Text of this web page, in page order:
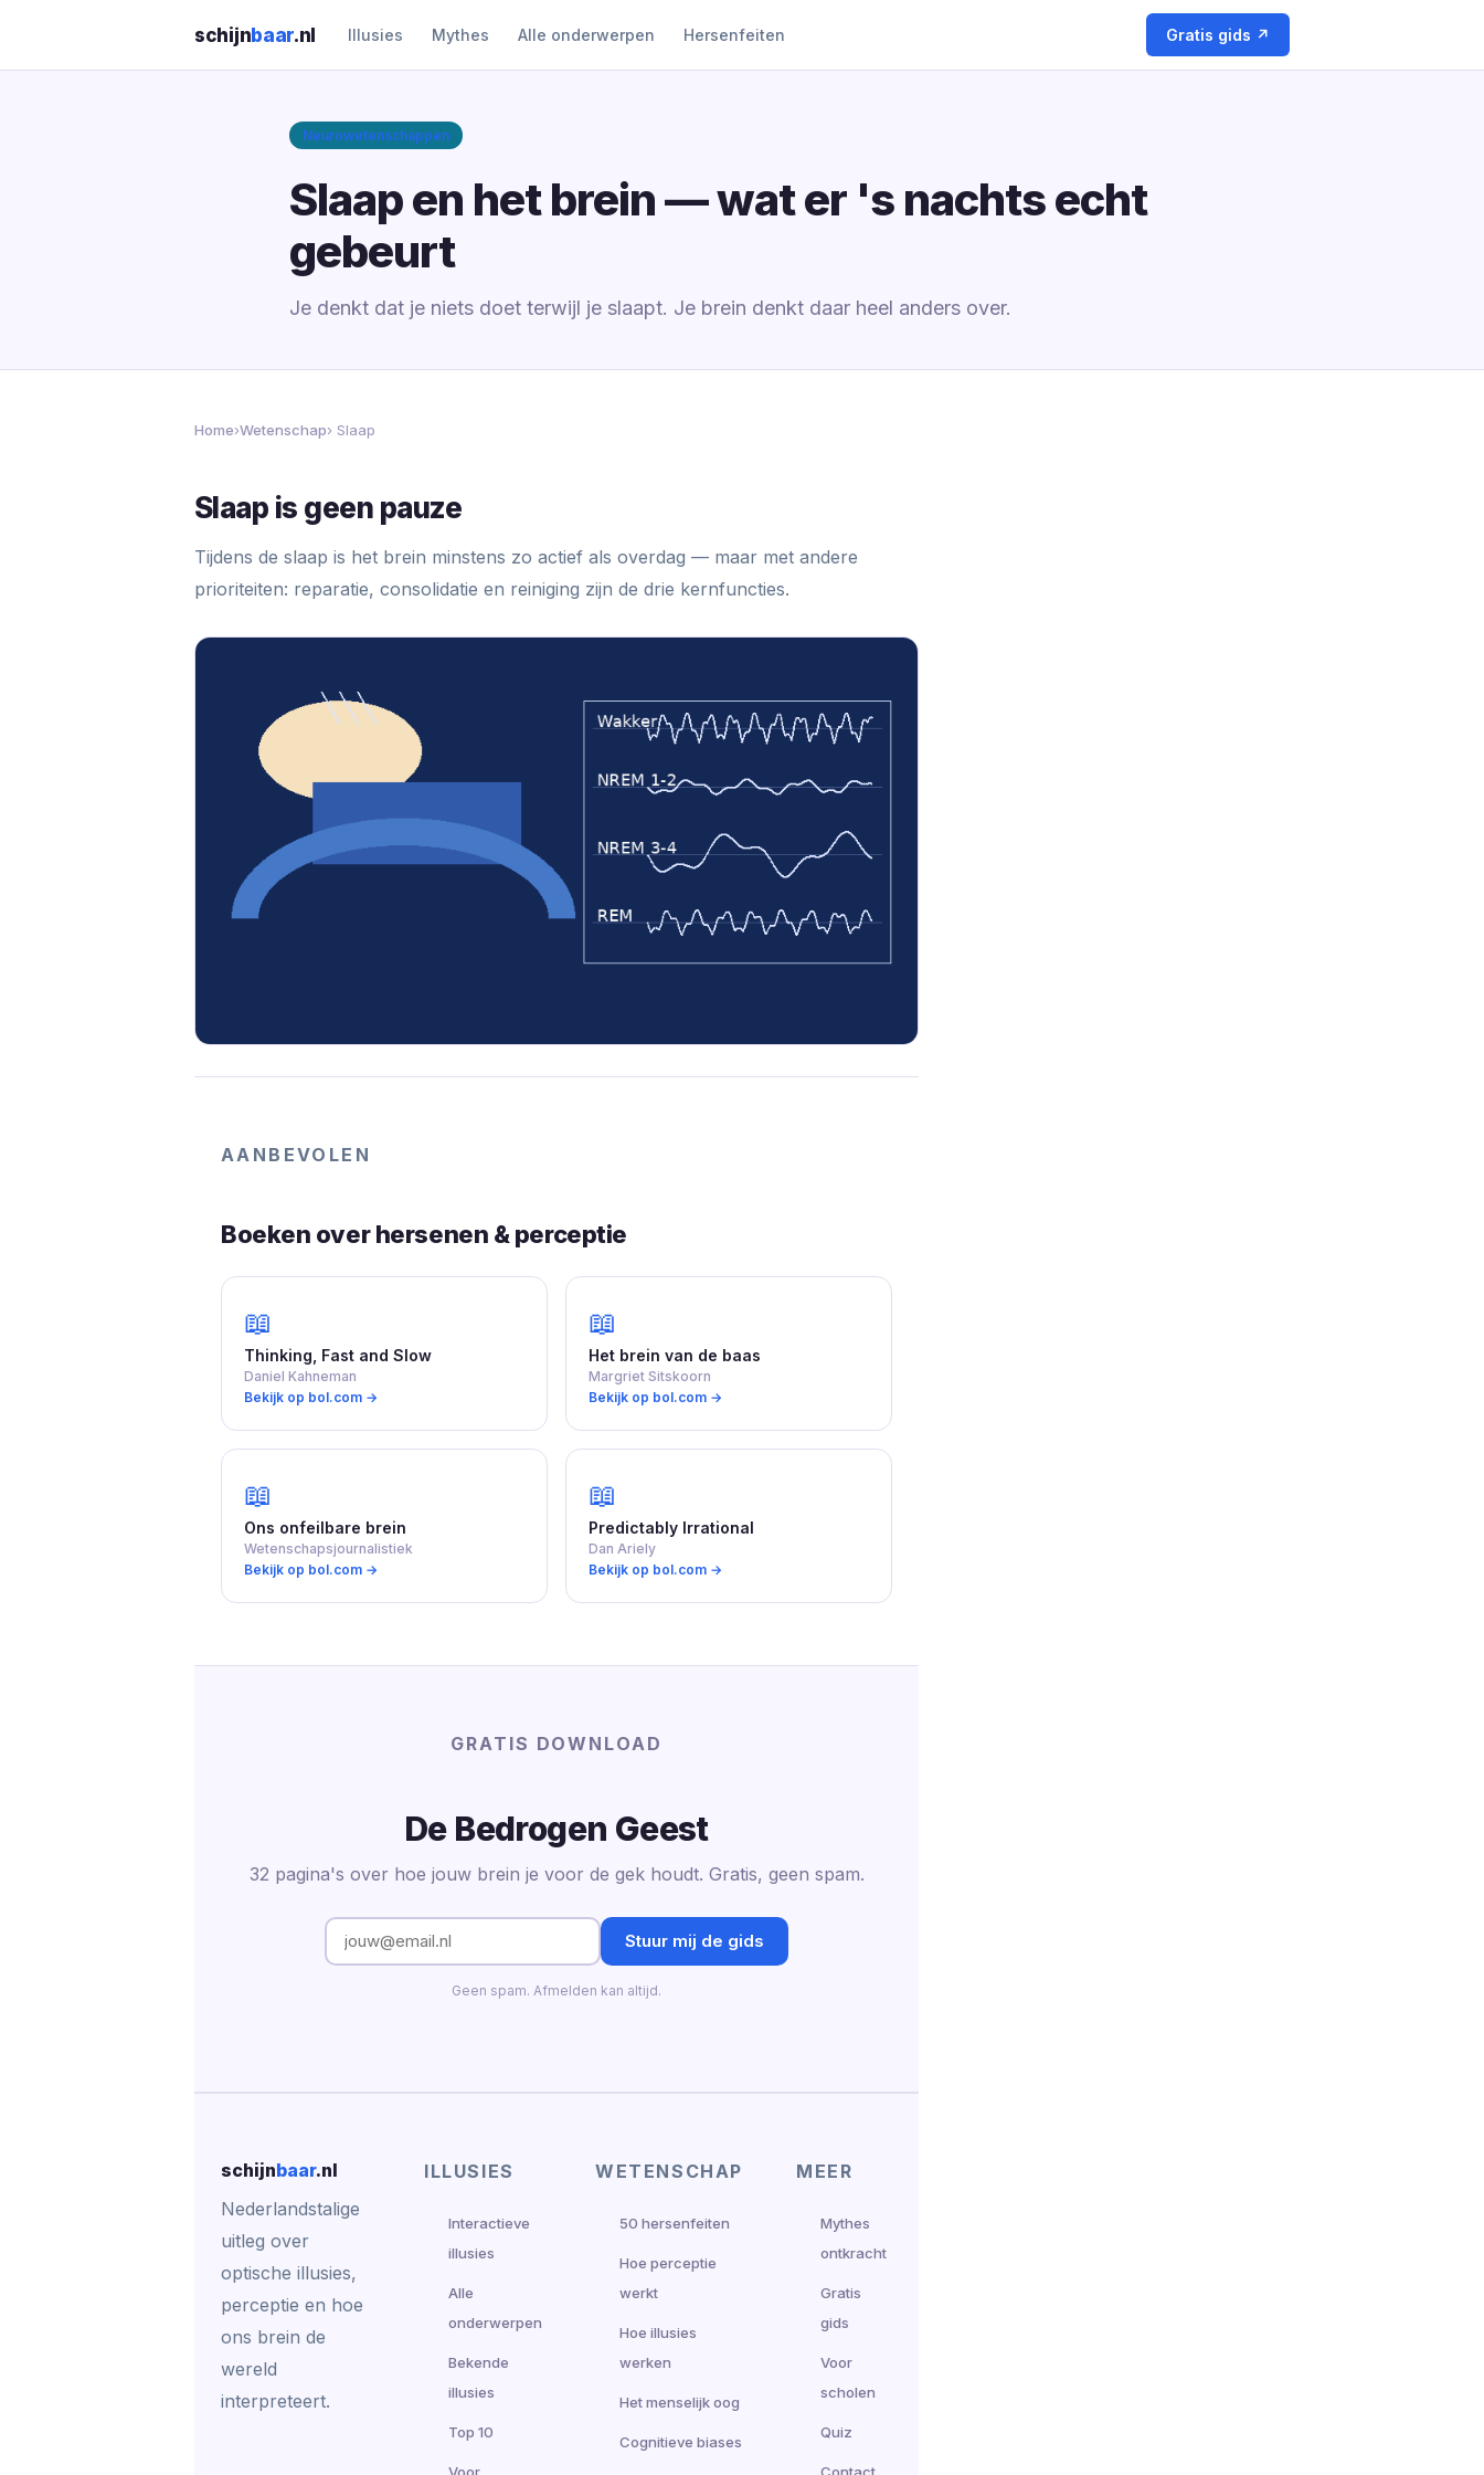
schijnbaar.nl Illusies Mythes Alle onderwerpen Hersenfeiten Gratis gids ↗
Neurowetenschappen
Slaap en het brein — wat er 's nachts echt
gebeurt
Je denkt dat je niets doet terwijl je slaapt. Je brein denkt daar heel anders over.
Home›Wetenschap› Slaap
Slaap is geen pauze
Tijdens de slaap is het brein minstens zo actief als overdag — maar met andere
prioriteiten: reparatie, consolidatie en reiniging zijn de drie kernfuncties.
AANBEVOLEN
Boeken over hersenen & perceptie
📖
Thinking, Fast and Slow
Daniel Kahneman
Bekijk op bol.com →
📖
Het brein van de baas
Margriet Sitskoorn
Bekijk op bol.com →
📖
Ons onfeilbare brein
Wetenschapsjournalistiek
Bekijk op bol.com →
📖
Predictably Irrational
Dan Ariely
Bekijk op bol.com →
GRATIS DOWNLOAD
De Bedrogen Geest
32 pagina's over hoe jouw brein je voor de gek houdt. Gratis, geen spam.
Stuur mij de gids
Geen spam. Afmelden kan altijd.
schijnbaar.nl
Nederlandstalige
uitleg over
optische illusies,
perceptie en hoe
ons brein de
wereld
interpreteert.
ILLUSIES
Interactieve
illusies
Alle
onderwerpen
Bekende
illusies
Top 10
WETENSCHAP
50 hersenfeiten
Hoe perceptie
werkt
Hoe illusies
werken
Het menselijk oog
Cognitieve biases
MEER
Mythes
ontkracht
Gratis
gids
Voor
scholen
Quiz